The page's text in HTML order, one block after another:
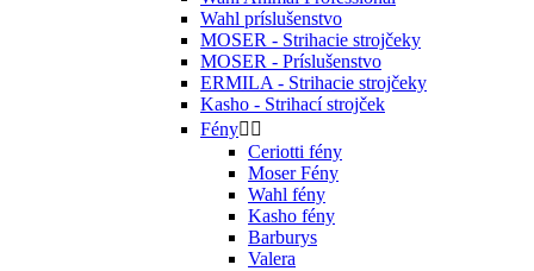
Wahl príslušenstvo
MOSER - Strihacie strojčeky
MOSER - Príslušenstvo
ERMILA - Strihacie strojčeky
Kasho - Strihací strojček
Fény 
Ceriotti fény
Moser Fény
Wahl fény
Kasho fény
Barburys
Valera